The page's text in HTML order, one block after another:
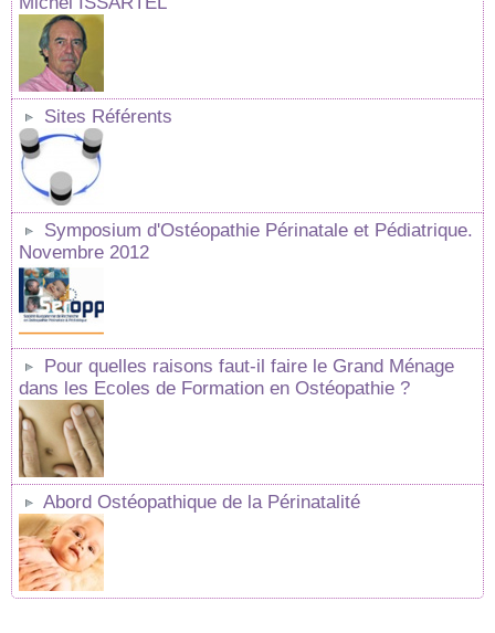
Sites Référents
Symposium d'Ostéopathie Périnatale et Pédiatrique.
Novembre 2012
Pour quelles raisons faut-il faire le Grand Ménage
dans les Ecoles de Formation en Ostéopathie ?
Abord Ostéopathique de la Périnatalité